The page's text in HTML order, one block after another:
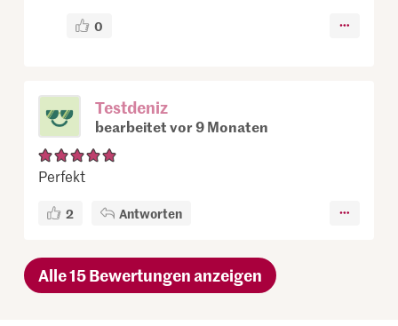
0
Testdeniz
bearbeitet vor 9 Monaten
Perfekt
2 Antworten
Alle 15 Bewertungen anzeigen